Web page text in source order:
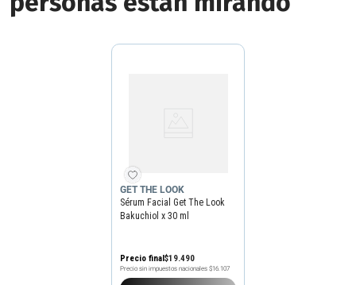
GET THE LOOK
Sérum Facial Get The Look
Bakuchiol x 30 ml
Precio final$19.490
Precio sin impuestos nacionales $16.107